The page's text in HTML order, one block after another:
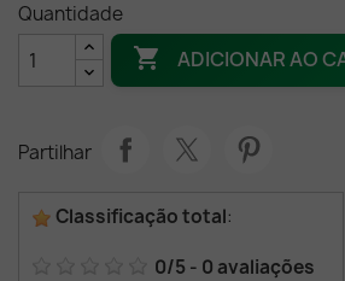
Quantidade
 ADICIONAR AO
Partilhar
Classificação total:
0/5 - 0 avaliações